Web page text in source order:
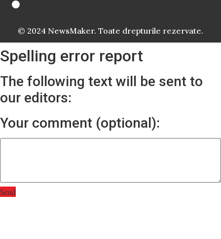
© 2024 NewsMaker. Toate drepturile rezervate.
Spelling error report
The following text will be sent to
our editors:
Your comment (optional):
Send